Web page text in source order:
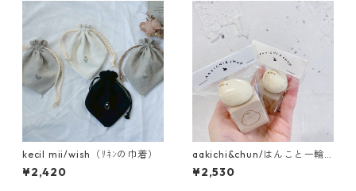
kecil mii/wish（ﾘﾈﾝの巾着）
¥2,420
aakichi&chun/はんこと一輪
挿しのｾｯﾄ
¥2,530